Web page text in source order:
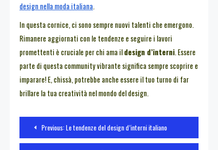
design nella moda italiana.
In questa cornice, ci sono sempre nuovi talenti che emergono.
Rimanere aggiornati con le tendenze e seguire i lavori
promettenti è cruciale per chi ama ildesign d’interni. Essere
parte di questa community vibrante significa sempre scoprire e
imparare! E, chissà, potrebbe anche essere il tuo turno di far
brillare la tua creatività nel mondo del design.
Navigazione
articoli
Previous:Le tendenze del design d’interni italiano